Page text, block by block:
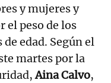
y mujeres y
el peso de los
edad. Según el
martes por la
Aina Calvo,